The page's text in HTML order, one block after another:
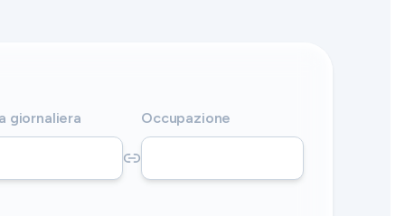
giornaliera Occupazione